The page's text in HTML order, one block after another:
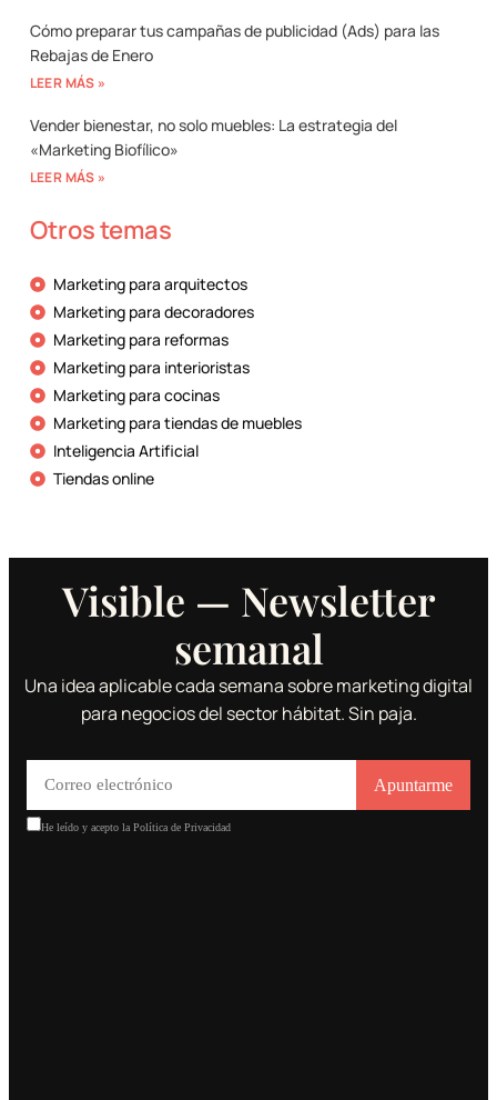
Cómo preparar tus campañas de publicidad (Ads) para las
Rebajas de Enero
LEER MÁS »
Vender bienestar, no solo muebles: La estrategia del
«Marketing Biofílico»
LEER MÁS »
Otros temas
Marketing para arquitectos
Marketing para decoradores
Marketing para reformas
Marketing para interioristas
Marketing para cocinas
Marketing para tiendas de muebles
Inteligencia Artificial
Tiendas online
Visible — Newsletter
semanal
Una idea aplicable cada semana sobre marketing digital
para negocios del sector hábitat. Sin paja.